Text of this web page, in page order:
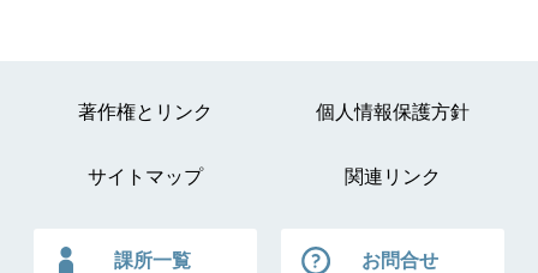
著作権とリンク 個人情報保護方針
サイトマップ 関連リンク
課所一覧 お問合せ